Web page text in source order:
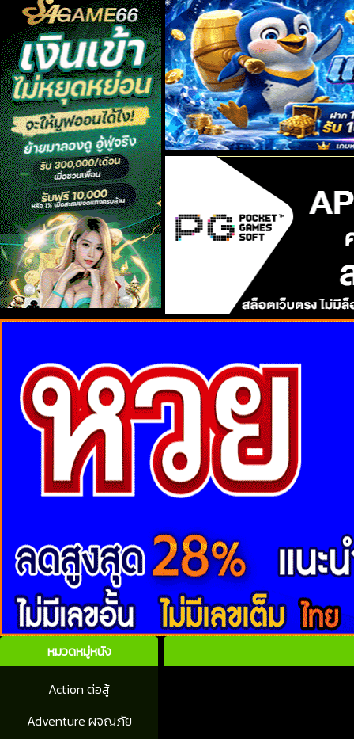
หมวดหมู่หนัง
Action ต่อสู้
Adventure ผจญภัย